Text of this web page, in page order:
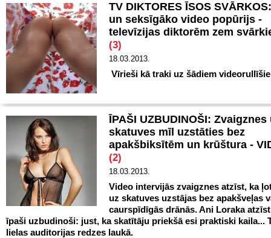
TV DIKTORES ĪSOS
un seksīgāko video popūrijs -
televīzijas diktorēm zem
(3)
18.03.2013.
Vīrieši kā traki uz šādiem
ĪPAŠI UZBUDINOŠI: Zvaigznes
skatuves mīl uzstāties bez
apakšbiksītēm un krūštura -
(2)
18.03.2013.
Video intervijās zvaigznes atzīst, ka
uz skatuves uzstājas bez apakšveļas
caurspīdīgās drānās. Ani Loraka
īpaši uzbudinoši: just, ka skatītāju priekšā esi praktiski kaila...
lielas auditorijas redzes laukā.